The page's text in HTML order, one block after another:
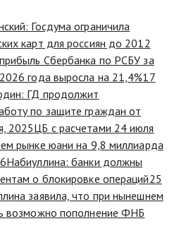
Госдума ограничила
карт для россиян до 2012
Сбербанка по РСБУ за
года выросла на 21,4%17
ГД продолжит
по защите граждан от
2025ЦБ с расчетами 24 июля
рынке юани на 9,8 миллиарда
Набиуллина: банки должны
о блокировке операций25
заявила, что при нынешнем
возможно пополнение ФНБ